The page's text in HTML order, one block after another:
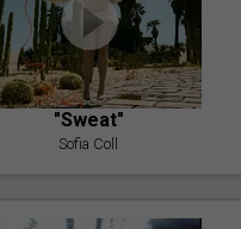
"Sweat"
Sofia Coll